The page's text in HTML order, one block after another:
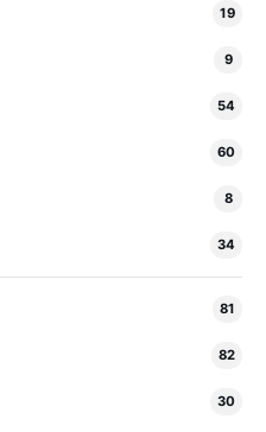
19
9
54
60
8
34
81
82
30